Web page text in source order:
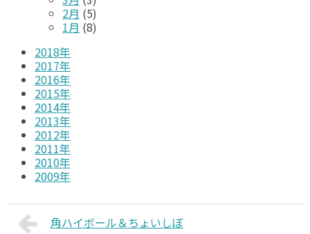
2月 (5)
1月 (8)
2018年
2017年
2016年
2015年
2014年
2013年
2012年
2011年
2010年
2009年
角ハイボール＆ちょいしぼ